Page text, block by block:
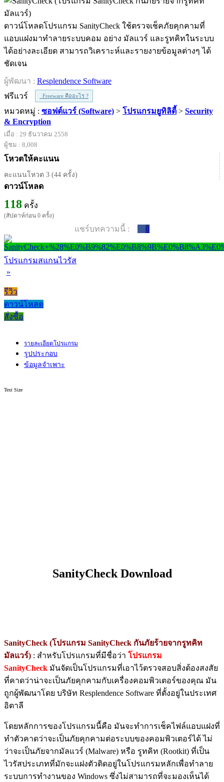
ดาวน์โหลดโปรแกรม SanityCheck ใช้ตรวจเช็คภัยคุกคามที่
แอบแฝงมาทำลายระบบคอม อย่าง มัลแวร์ และรูทคิทในระบบ
ได้อย่างละเอียด สามารถวิเคราะห์และรายงายข้อมูลต่างๆ ได้
ชัดเจน
ผู้พัฒนา : Resplendence Software
ฟรีแวร์
Freeware คืออะไร ?
หมวดหมู่ : ซอฟต์แวร์ (Software) > โปรแกรมยูทิลิตี้ > Security
& Encryption
เมื่อ : 29 ธันวาคม 2558
ผู้ชม : 8,008
โหวตให้คะแนน
คะแนนโหวต 3 (44 ครั้ง)
ดาวน์โหลด
118 ครั้ง
(สัปดาห์ก่อน 0 ครั้ง)
แชร์บทความนี้ : 0
โปรแกรมสแกนไวรัส
»
รีวิว
ดาวน์โหลด
สั่งซื้อ
รายละเอียดโปรแกรม
รูปประกอบ
ข้อมูลจำเพาะ
Text Size
SanityCheck Download
SanityCheck (โปรแกรม SanityCheck กันภัยร้ายจากรูทคิท
มัลแวร์) : สำหรับโปรแกรมที่มีชื่อว่า โปรแกรม
SanityCheck มันจัดเป็นโปรแกรมที่เอาไว้ตรวจสอบสิ่งต้องสงสัย
ที่คาดว่าน่าจะเป็นภัยคุกคามกับเครื่องคอมพิวเตอร์ของคุณ มัน
ถูกผู้พัฒนาโดย บริษัท Resplendence Software ที่ตั้งอยู่ในประเทศ
อิตาลี
โดยหลักการของโปรแกรมนี้คือ มันจะทำการเช็คไฟล์แอบแฝงที่
ทำตัวคาดว่าจะเป็นภัยคุกคามต่อระบบของคอมพิวเตอร์ได้ ไม่
ว่าจะเป็นภัยจากมัลแวร์ (Malware) หรือ รูทคิท (Rootkit) ที่เป็น
ไวรัสประเภทที่มักจะแฝงตัวติดอยู่ในโปรแกรมหลักเพื่อทำลาย
ระบบการทำงานของ Windows ซึ่งไม่สามารถที่จะมองเห็นได้